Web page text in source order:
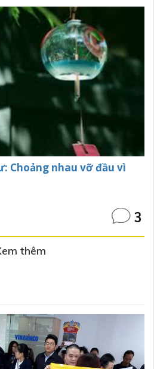
Choảng nhau vỡ đầu vì
3
thêm